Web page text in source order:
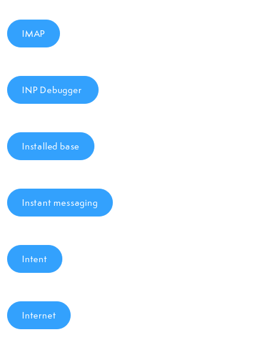
IMAP
INP Debugger
Installed base
Instant messaging
Intent
Internet